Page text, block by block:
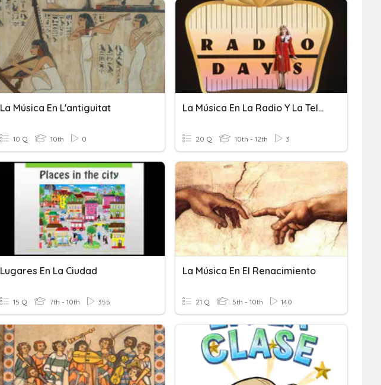
La Música En L'antiguitat
10 Q 10th 0
La Música En La Radio Y La Televisión
20 Q 10th - 12th 3
Lugares En La Ciudad
15 Q 7th - 10th 355
La Música En El Renacimiento
21 Q 5th - 10th 140